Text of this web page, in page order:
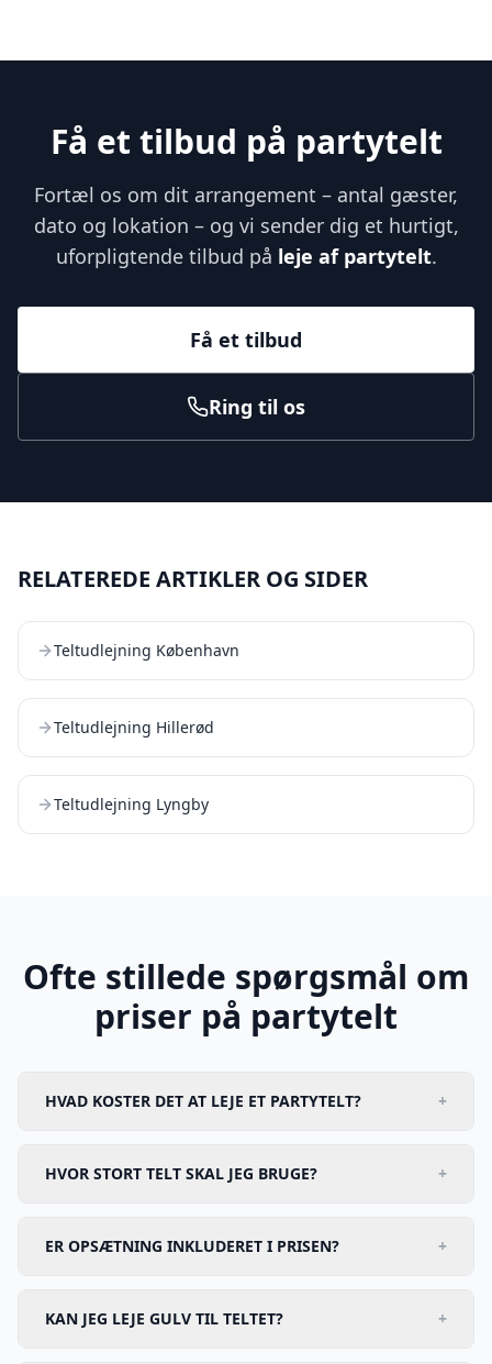
Få et tilbud på partytelt
Fortæl os om dit arrangement – antal gæster,
dato og lokation – og vi sender dig et hurtigt,
uforpligtende tilbud på leje af partytelt.
Få et tilbud
Ring til os
RELATEREDE ARTIKLER OG SIDER
Teltudlejning København
Teltudlejning Hillerød
Teltudlejning Lyngby
Ofte stillede spørgsmål om
priser på partytelt
HVAD KOSTER DET AT LEJE ET PARTYTELT? +
HVOR STORT TELT SKAL JEG BRUGE? +
ER OPSÆTNING INKLUDERET I PRISEN? +
KAN JEG LEJE GULV TIL TELTET? +